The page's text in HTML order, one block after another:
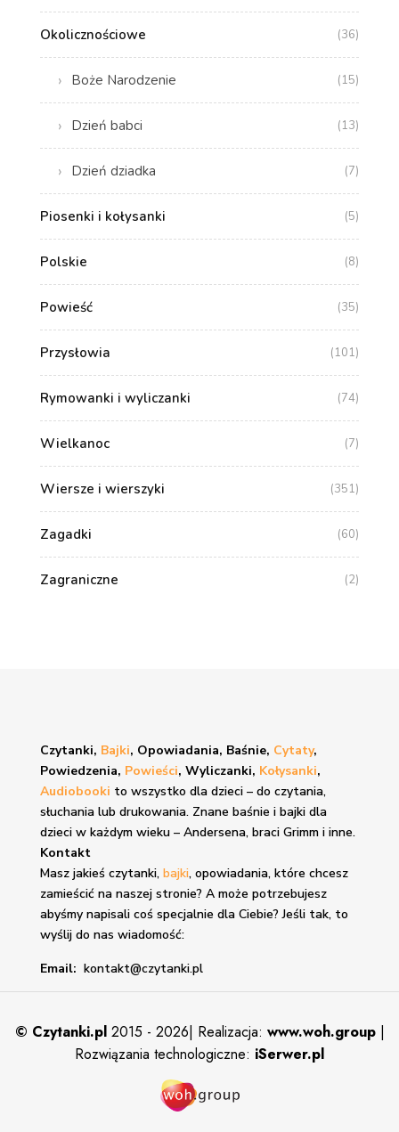
Okolicznościowe (36)
Boże Narodzenie (15)
Dzień babci (13)
Dzień dziadka (7)
Piosenki i kołysanki (5)
Polskie (8)
Powieść (35)
Przysłowia (101)
Rymowanki i wyliczanki (74)
Wielkanoc (7)
Wiersze i wierszyki (351)
Zagadki (60)
Zagraniczne (2)
Czytanki, Bajki, Opowiadania, Baśnie, Cytaty,
Powiedzenia, Powieści, Wyliczanki, Kołysanki,
Audiobooki to wszystko dla dzieci – do czytania,
słuchania lub drukowania. Znane baśnie i bajkidla
dzieci w każdym wieku – Andersena, braci Grimm i inne.
Kontakt
Masz jakieś czytanki, bajki, opowiadania, które chcesz
zamieścić na naszej stronie? A może potrzebujesz
abyśmy napisali coś specjalnie dla Ciebie? Jeśli tak, to
wyślij do nas wiadomość:
Email: kontakt@czytanki.pl
© Czytanki.pl 2015 - 2026| Realizacja: www.woh.group |
Rozwiązania technologiczne: iSerwer.pl